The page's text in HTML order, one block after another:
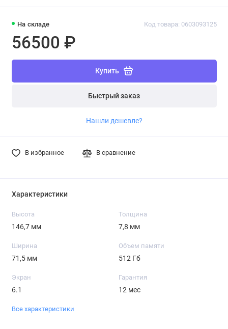
На складе Код товара: 0603093125
56500 ₽
Купить
Быстрый заказ
Нашли дешевле?
В избранное В сравнение
Характеристики
Высота
146,7 мм
Толщина
7,8 мм
Ширина
71,5 мм
Объем памяти
512 Гб
Экран
6.1
Гарантия
12 мес
Все характеристики